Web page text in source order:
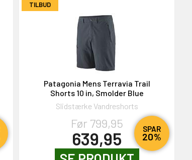
TILBUD
SPAR
20%
Patagonia Mens Terravia Trail
Shorts 10 in, Smolder Blue
Slidstærke Vandreshorts
Før 799,95
639,95